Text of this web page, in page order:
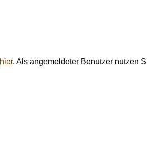
hier. Als angemeldeter Benutzer nutzen